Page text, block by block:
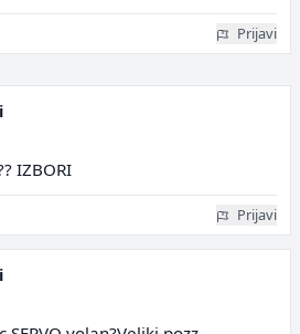
Prijavi
IZBORI
Prijavi